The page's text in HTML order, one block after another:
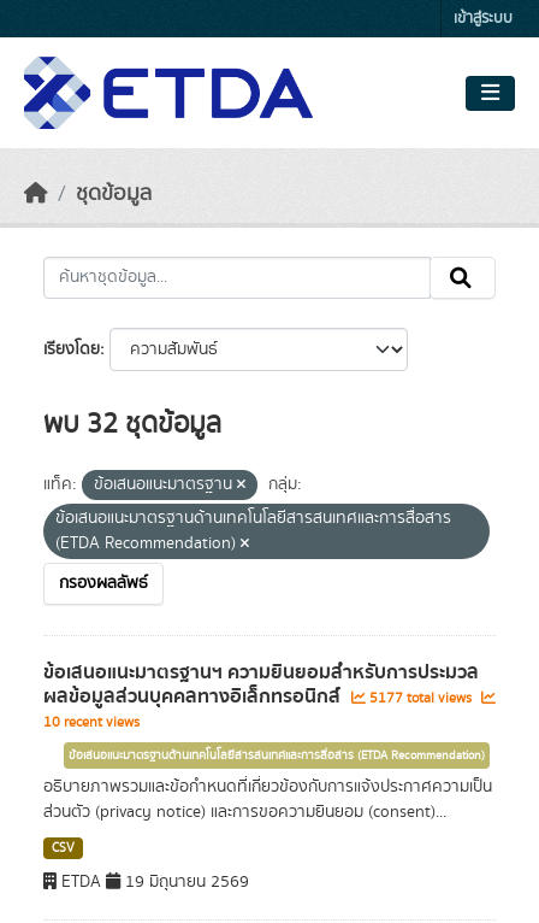
เข้าสู่ระบบ
ชุดข้อมูล
เรียงโดย
พบ 32 ชุดข้อมูล
แท็ค: ข้อเสนอแนะมาตรฐาน
กลุ่ม:
ข้อเสนอแนะมาตรฐานด้านเทคโนโลยีสารสนเทศและการสื่อสาร
(ETDA Recommendation)
กรองผลลัพธ์
ข้อเสนอแนะมาตรฐานฯ ความยินยอมสำหรับการประมวล
ผลข้อมูลส่วนบุคคลทางอิเล็กทรอนิกส์
5177 total views
10 recent views
ข้อเสนอแนะมาตรฐานด้านเทคโนโลยีสารสนเทศและการสื่อสาร (ETDA Recommendation)
อธิบายภาพรวมและข้อกำหนดที่เกี่ยวข้องกับการแจ้งประกาศความเป็น
ส่วนตัว (privacy notice) และการขอความยินยอม (consent)...
CSV
ETDA 19 มิถุนายน 2569